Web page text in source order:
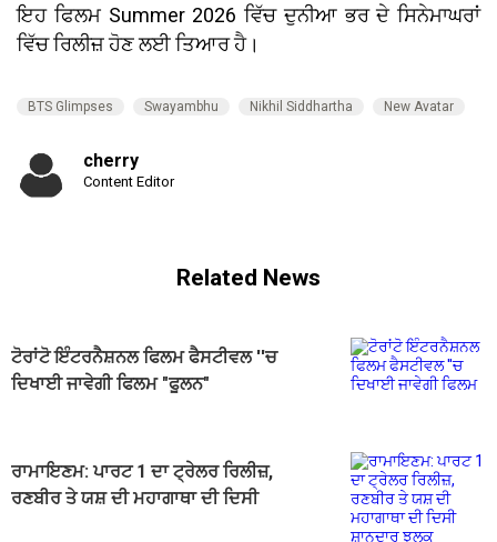
ਇਹ ਫਿਲਮ Summer 2026 ਵਿੱਚ ਦੁਨੀਆ ਭਰ ਦੇ ਸਿਨੇਮਾਘਰਾਂ
ਵਿੱਚ ਰਿਲੀਜ਼ ਹੋਣ ਲਈ ਤਿਆਰ ਹੈ।
BTS Glimpses Swayambhu Nikhil Siddhartha New Avatar
cherry
Content Editor
Related News
ਟੋਰਾਂਟੋ ਇੰਟਰਨੈਸ਼ਨਲ ਫਿਲਮ ਫੈਸਟੀਵਲ ''ਚ
ਦਿਖਾਈ ਜਾਵੇਗੀ ਫਿਲਮ "ਫੂਲਨ"
ਰਾਮਾਇਣਮ: ਪਾਰਟ 1 ਦਾ ਟ੍ਰੇਲਰ ਰਿਲੀਜ਼,
ਰਣਬੀਰ ਤੇ ਯਸ਼ ਦੀ ਮਹਾਗਾਥਾ ਦੀ ਦਿਸੀ